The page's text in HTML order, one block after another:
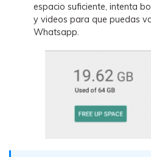
espacio suficiente, intenta
y videos para que puedas
Whatsapp.